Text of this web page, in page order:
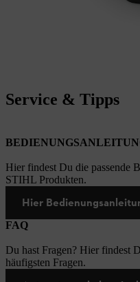
Service & Tipps
Hier findest Du die passende
STIHL Produkten.
Hier
FAQ
Du hast Fragen? Hier findest
häufigsten Fragen.